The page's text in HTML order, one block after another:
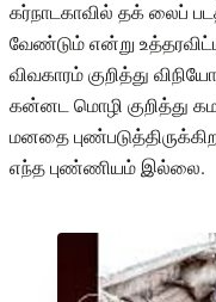
கர்நாடகாவில் தக் லைப்
வேண்டும் என்று
விவகாரம் குறித்து
கன்னட மொழி
மனதை
எந்த புண்ணியம் இல்லை.